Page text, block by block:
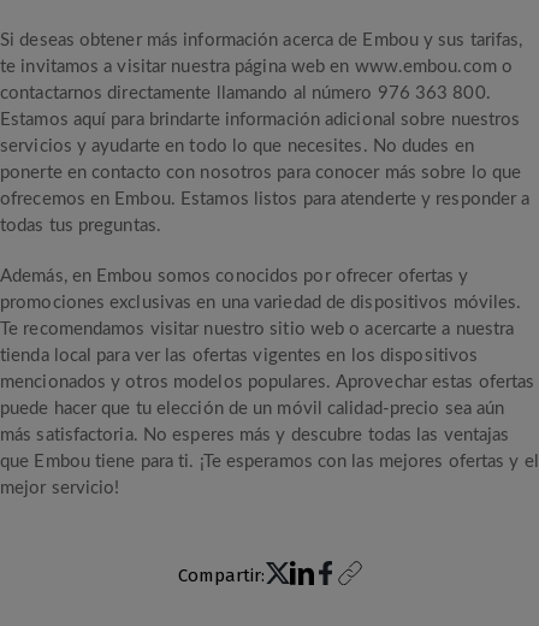
Si deseas obtener más información acerca de Embou y sus tarifas,
te invitamos a visitar nuestra página web en www.embou.com o
contactarnos directamente llamando al número 976 363 800.
Estamos aquí para brindarte información adicional sobre nuestros
servicios y ayudarte en todo lo que necesites. No dudes en
ponerte en contacto con nosotros para conocer más sobre lo que
ofrecemos en Embou. Estamos listos para atenderte y responder a
todas tus preguntas.
Además, en Embou somos conocidos por ofrecer ofertas y
promociones exclusivas en una variedad de dispositivos móviles.
Te recomendamos visitar nuestro sitio web o acercarte a nuestra
tienda local para ver las ofertas vigentes en los dispositivos
mencionados y otros modelos populares. Aprovechar estas ofertas
puede hacer que tu elección de un móvil calidad-precio sea aún
más satisfactoria. No esperes más y descubre todas las ventajas
que Embou tiene para ti. ¡Te esperamos con las mejores ofertas y el
mejor servicio!
Compartir: